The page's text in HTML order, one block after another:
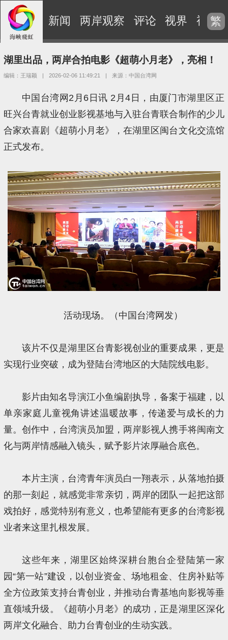
新闻 两岸观察 评论 视界 视频
繁
湖里出品，两岸合拍电影《超萌小月老》，亮相！
编辑：王瑞颖 | 2026-02-06 11:49:21 | 来源：中国台湾网
中国台湾网2月6日讯 2月4日，由厦门市湖里区正
旺兴台青就业创业影视基地与入驻台青联合制作的少儿
合家欢喜剧《超萌小月老》，在湖里区闽台文化交流馆
正式发布。
活动现场。（中国台湾网发）
该片不仅是湖里区台青影视创业的重要成果，更是
实现行业突破，成为登陆台湾地区的大陆院线电影。
影片由知名导演江小鱼编剧执导，备案于福建，以
单亲家庭儿童视角讲述温暖故事，传递爱与成长的力
量。创作中，台湾演员加盟，两岸影视人携手将闽南文
化与两岸情感融入镜头，赋予影片浓厚融合底色。
本片主演，台湾青年演员白一翔表示，从落地拍摄
的那一刻起，就感觉非常亲切，两岸的团队一起把这部
戏拍好，感觉特别有意义，也希望能有更多的台湾影视
业者来这里扎根发展。
这些年来，湖里区始终深耕台胞台企登陆第一家
园“第一站”建设，以创业资金、场地租金、住房补贴等
全方位政策支持台青创业，并推动台青基地向影视等垂
直领域升级。《超萌小月老》的成功，正是湖里区深化
两岸文化融合、助力台青创业的生动实践。